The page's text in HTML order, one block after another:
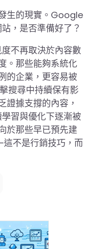
生的現實。Google
，是否準備好了？
不再取決於內容數
。那些能夠系統化
的企業，更容易被
搜尋中持續保有影
證據支撐的內容，
習與優化下逐漸被
於那些早已預先建
不是行銷技巧，而